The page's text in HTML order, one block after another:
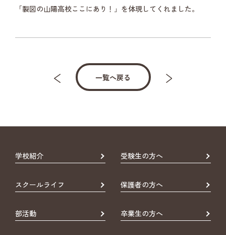
「製図の山陽高校ここにあり！」を体現してくれました。
一覧へ戻る
学校紹介 受験生の方へ
スクールライフ 保護者の方へ
部活動 卒業生の方へ